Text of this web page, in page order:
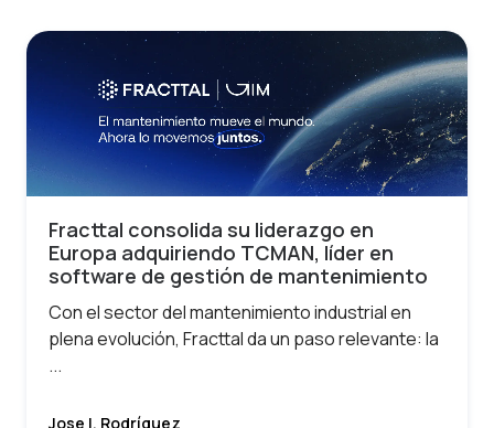
Fracttal consolida su liderazgo en
Europa adquiriendo TCMAN, líder en
software de gestión de mantenimiento
Con el sector del mantenimiento industrial en
plena evolución, Fracttal da un paso relevante: la
...
Jose I. Rodríguez